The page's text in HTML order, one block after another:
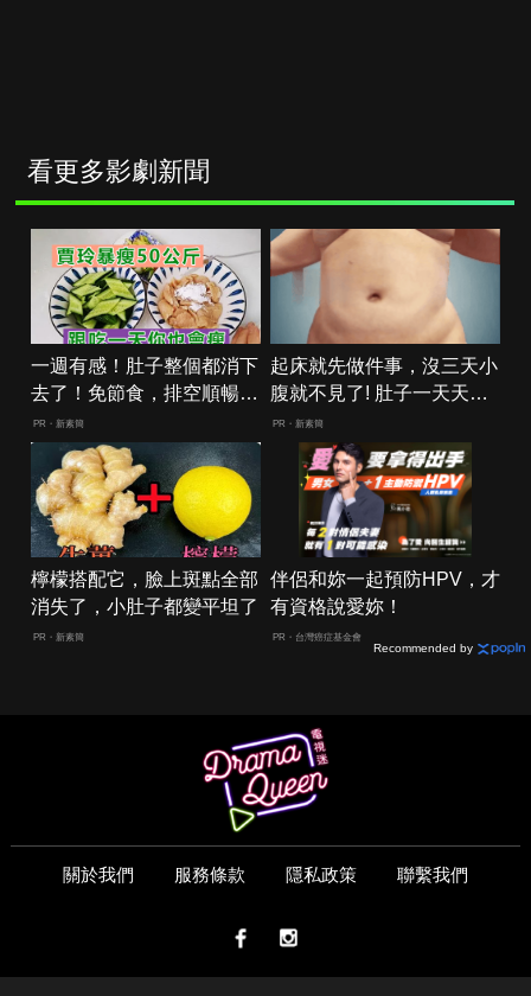
看更多影劇新聞
一週有感！肚子整個都消下
去了！免節食，排空順暢就
夠
PR・新素簡
起床就先做件事，沒三天小
腹就不見了! 肚子一天天變
小！
PR・新素簡
檸檬搭配它，臉上斑點全部
消失了，小肚子都變平坦了
PR・新素簡
伴侶和妳一起預防HPV，才
有資格說愛妳！
PR・台灣癌症基金會
Recommended by
關於我們 服務條款 隱私政策 聯繫我們